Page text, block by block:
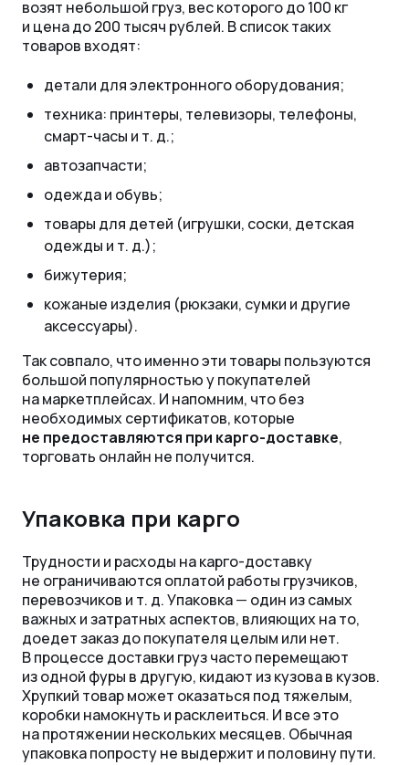
возят небольшой груз, вес которого до 100 кг
и цена до 200 тысяч рублей. В список таких
товаров входят:
детали для электронного оборудования;
техника: принтеры, телевизоры, телефоны,
смарт-часы и т. д.;
автозапчасти;
одежда и обувь;
товары для детей (игрушки, соски, детская
одежды и т. д.);
бижутерия;
кожаные изделия (рюкзаки, сумки и другие
аксессуары).
Так совпало, что именно эти товары пользуются
большой популярностью у покупателей
на маркетплейсах. И напомним, что без
необходимых сертификатов, которые
не предоставляются при карго-доставке,
торговать онлайн не получится.
Упаковка при карго
Трудности и расходы на карго-доставку
не ограничиваются оплатой работы грузчиков,
перевозчиков и т. д.Упаковка— один из самых
важных и затратных аспектов, влияющих на то,
доедет заказ до покупателя целым или нет.
В процессе доставки груз часто перемещают
из одной фуры в другую, кидают из кузова в кузов.
Хрупкий товар может оказаться под тяжелым,
коробки намокнуть и расклеиться. И все это
на протяжении нескольких месяцев. Обычная
упаковка попросту не выдержит и половину пути.